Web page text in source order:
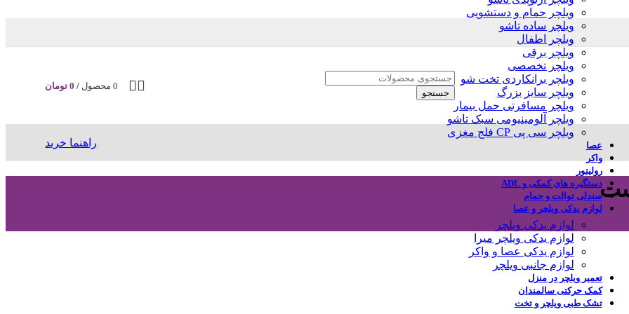
جستجو
0 محصول /
0 تومان
ویلچر حمام و دستشویی
ویلچر ساده تاشو
ویلچر اطفال
ویلچر برقی
ویلچر تخصصی
ویلچر برانکاردی تخت شو
ویلچر سایز بزرگ
ویلچر مسافرتی حمل بیمار
ویلچر آلومینیومی سبک تاشو
ویلچر سی پی CP فلج مغزی
عصا
واکر
رولیتور
دستگیره های کمکی و ADL
صندلی توالت و حمام
لوازم یدکی ویلچر و عصا
لوازم یدکی ویلچر
لوازم یدکی ویلچر میرا
لوازم یدکی عصا و واکر
لوازم جانبی ویلچر
تعمیر ویلچر در منزل
کمک حرکتی سالمندان
تشک طبی ویلچر و تخت
راهنما خرید